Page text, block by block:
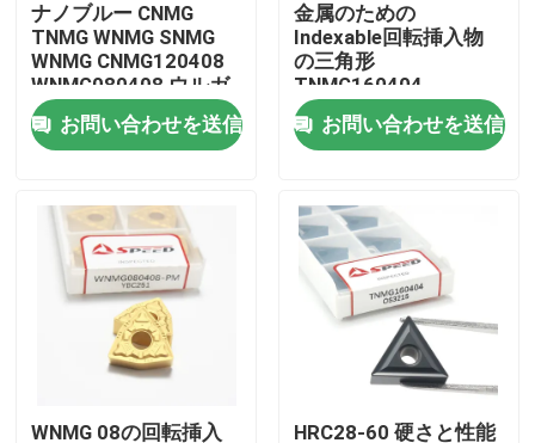
会社案内
品質管理
お問い合わせ
ニュース
すべての場合
炭化物の製粉の挿入物
ナノブルー CNMG
TNMG WNMG SNMG
WNMG CNMG120408
WNMG080408 ウルガ
ムカービッドCncター
ニングインセットイン
セット
お問い合わせを送信
金属のための
Indexable回転挿入物
の三角形
TNMG160404
TNMG160408
TNMG2204の炭化物用
具
お問い合わせを送信
WNMG 08の回転挿入 HRC28-60 硬さと性能